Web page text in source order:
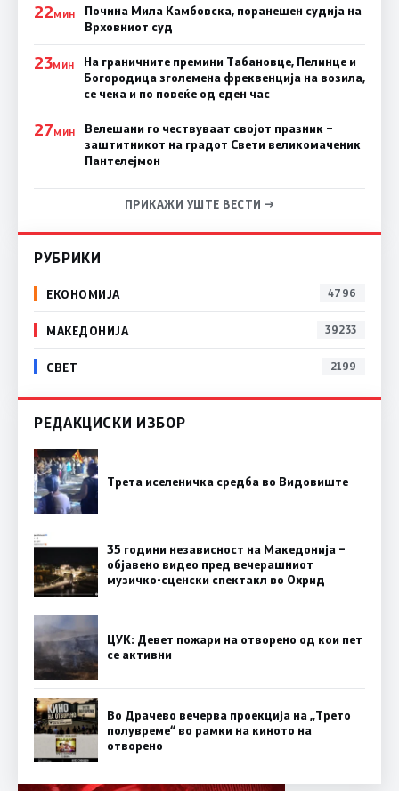
22МИН
Почина Мила Камбовска, поранешен судија на
Врховниот суд
23МИН
На граничните премини Табановце, Пелинце и
Богородица зголемена фреквенција на возила,
се чека и по повеќе од еден час
27МИН
Велешани го чествуваат својот празник –
заштитникот на градот Свети великомаченик
Пантелејмон
ПРИКАЖИ УШТЕ ВЕСТИ →
РУБРИКИ
ЕКОНОМИЈА 4796
МАКЕДОНИЈА 39233
СВЕТ 2199
РЕДАКЦИСКИ ИЗБОР
Трета иселеничка средба во Видовиште
35 години независност на Македонија –
објавено видео пред вечерашниот
музичко-сценски спектакл во Охрид
ЦУК: Девет пожари на отворено од кои пет
се активни
Во Драчево вечерва проекција на „Трето
полувреме“ во рамки на киното на
отворено